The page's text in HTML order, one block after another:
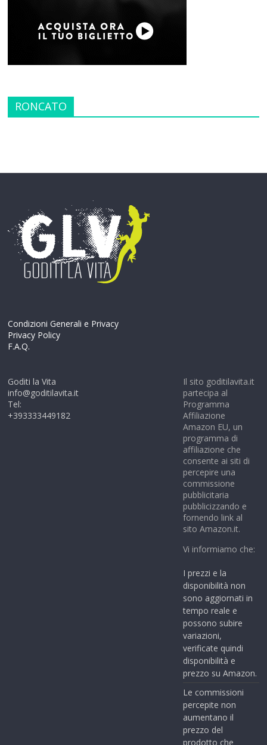
RONCATO
Condizioni Generali e Privacy
Privacy Policy
F.A.Q.
Goditi la Vita
info@goditilavita.it
Tel:
+393333449182
Il sito goditilavita.it
partecipa al
Programma
Affiliazione
Amazon EU, un
programma di
affiliazione che
consente ai siti di
percepire una
commissione
pubblicitaria
pubblicizzando e
fornendo link al
sito Amazon.it.
Vi informiamo che:
I prezzi e la
disponibilità non
sono aggiornati in
tempo reale e
possono subire
variazioni,
verificate quindi
disponibilità e
prezzo su Amazon.
Le commissioni
percepite non
aumentano il
prezzo del
prodotto che